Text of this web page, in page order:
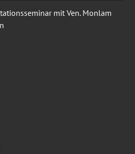
mit Ven. Monlam